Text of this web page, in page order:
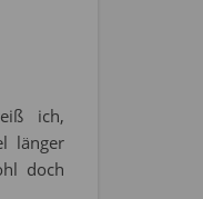
ich,
länger
doch